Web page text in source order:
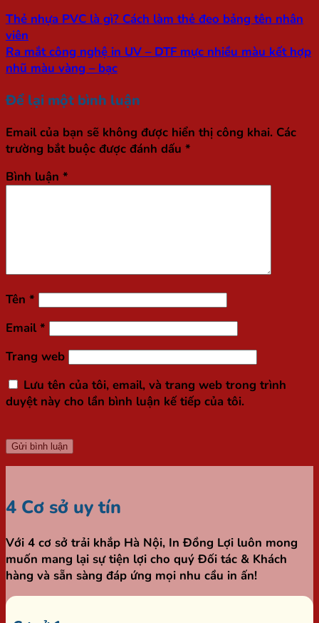
Thẻ nhựa PVC là gì? Cách làm thẻ đeo bảng tên nhân
viên
Ra mắt công nghệ in UV – DTF mực nhiều màu kết hợp
nhũ màu vàng – bạc
Để lại một bình luận
Email của bạn sẽ không được hiển thị công khai. Các
trường bắt buộc được đánh dấu *
Bình luận *
Tên *
Email*
Trang web
Lưu tên của tôi, email, và trang web trong trình
duyệt này cho lần bình luận kế tiếp của tôi.
4 Cơ sở uy tín
Với 4 cơ sở trải khắp Hà Nội, In Đồng Lợi luôn mong
muốn mang lại sự tiện lợi cho quý Đối tác & Khách
hàng và sẵn sàng đáp ứng mọi nhu cầu in ấn!